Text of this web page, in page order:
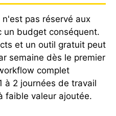
pas réservé aux
un budget conséquent.
et un outil gratuit peut
semaine dès le premier
complet
à 2 journées de travail
faible valeur ajoutée.